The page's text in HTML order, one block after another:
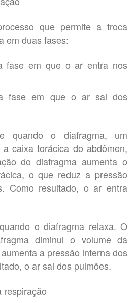
que permite a troca
em duas fases:
fase em que o ar entra nos
fase em que o ar sai dos
quando o diafragma, um
caixa torácica do abdômen,
do diafragma aumenta o
o que reduz a pressão
Como resultado, o ar entra
o diafragma relaxa. O
diminui o volume da
a pressão interna dos
o ar sai dos pulmões.
respiração